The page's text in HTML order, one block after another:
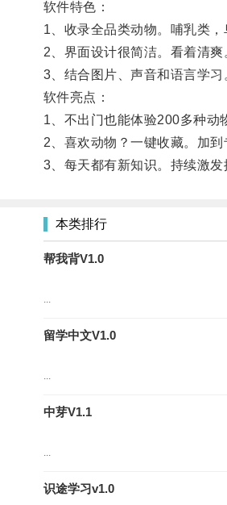
软件特色：
1、收录全品类动物。哺乳类
2、界面设计很简洁。看着清
3、结合图片、声音和语言学
软件亮点：
1、不出门也能体验200多种动
2、喜欢动物？一键收藏。加
3、每天都有新知识。持续激发
本类排行
帮我背V1.0
...
留学中文V1.0
...
中芽V1.1
...
识途学习v1.0